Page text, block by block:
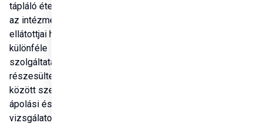
tápláló ételhez, továbbá
az intézmények
ellátottjai hónapokon át
különféle
szolgáltatásokban is
részesültek. Ezek
között szerepeltek
ápolási és orvosi
vizsgálatok, továbbá